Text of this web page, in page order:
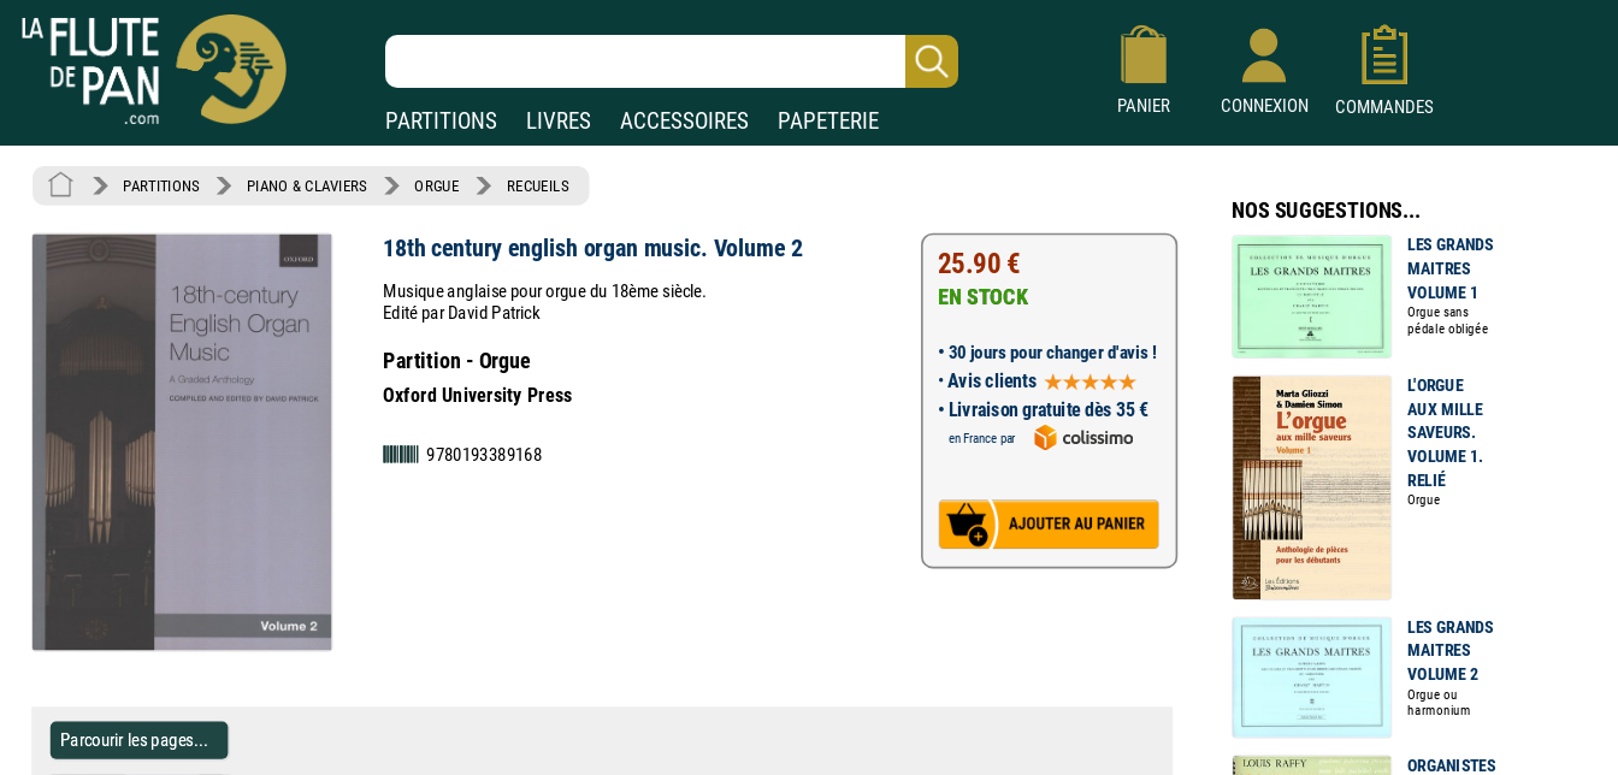
PARTITIONS LIVRES ACCESSOIRES PAPETERIE
PANIER CONNEXION COMMANDES
PARTITIONS PIANO & CLAVIERS ORGUE RECUEILS
18th century english organ music. Volume 2
Musique anglaise pour orgue du 18ème siècle.
Edité par David Patrick
Partition - Orgue
Oxford University Press
9780193389168
25.90 €
EN STOCK
• 30 jours pour changer d'avis !
•Avis clients
• Livraison gratuite dès 35 €
en France par
Parcourir les pages...
NOS SUGGESTIONS...
LES GRANDS
MAITRES
VOLUME 1
Orgue sans
pédale obligée
L'ORGUE
AUX MILLE
SAVEURS.
VOLUME 1.
RELIÉ
Orgue
LES GRANDS
MAITRES
VOLUME 2
Orgue ou
harmonium
ORGANISTES